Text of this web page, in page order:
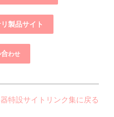
製品サイト
わせ
特設サイトリンク集に戻る